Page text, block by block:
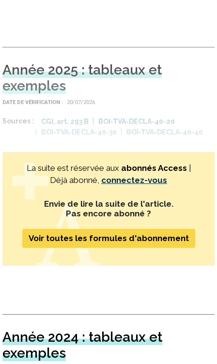
Année 2025 : tableaux et
exemples
DATE DE VÉRIFICATION 20/07/2026
Sources CGI, art. 293 B
BOI-TVA-DECLA-40-20
BOI-TVA-DECLA-40-30
BOI-TVA-DECLA-40-40
La suite est réservée aux abonnés Access
Déjà abonné, connectez-vous
Envie de lire la suite de l'article.
Pas encore abonné ?
Voir toutes les formules d'abonnement
Année 2024 : tableaux et
exemples